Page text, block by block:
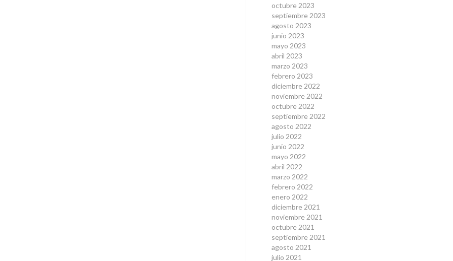
octubre 2023
septiembre 2023
agosto 2023
junio 2023
mayo 2023
abril 2023
marzo 2023
febrero 2023
diciembre 2022
noviembre 2022
octubre 2022
septiembre 2022
agosto 2022
julio 2022
junio 2022
mayo 2022
abril 2022
marzo 2022
febrero 2022
enero 2022
diciembre 2021
noviembre 2021
octubre 2021
septiembre 2021
agosto 2021
julio 2021